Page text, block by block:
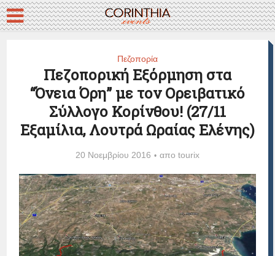
Πεζοπορία
Πεζοπορική Εξόρμηση στα
“Όνεια Όρη” με τον Ορειβατικό
Σύλλογο Κορίνθου! (27/11
Εξαμίλια, Λουτρά Ωραίας Ελένης)
20 Νοεμβρίου 2016 απο tourix